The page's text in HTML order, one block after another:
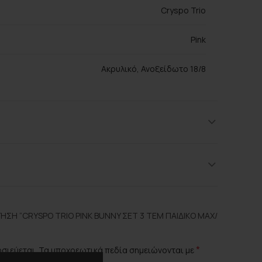
Cryspo Trio
Pink
Ακρυλικό, Ανοξείδωτο 18/8
“CRYSPO TRIO PINK BUNNY ΣΕΤ 3 ΤΕΜ ΠΑΙΔΙΚΌ ΜΑΧ/
Τα υποχρεωτικά πεδία σημειώνονται με *